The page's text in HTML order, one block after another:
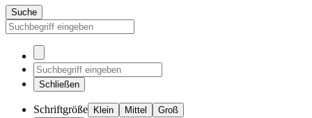
Suche
Schließen
Schriftgröße Klein Mittel
Groß